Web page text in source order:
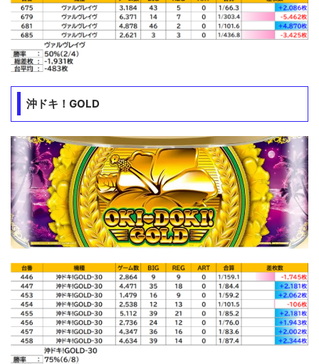
沖ドキ！GOLD